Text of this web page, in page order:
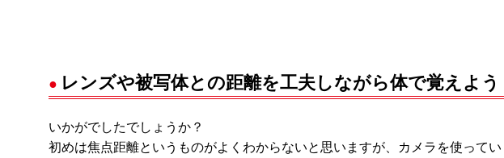
レンズや被写体との距離を工夫しながら体で覚えよう
いかがでしたでしょうか？
初めは焦点距離というものがよくわからないと思いますが、カメラを使って